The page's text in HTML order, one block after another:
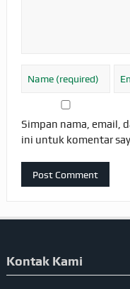
Simpan nama, email,
ini untuk komentar
Kontak Kami